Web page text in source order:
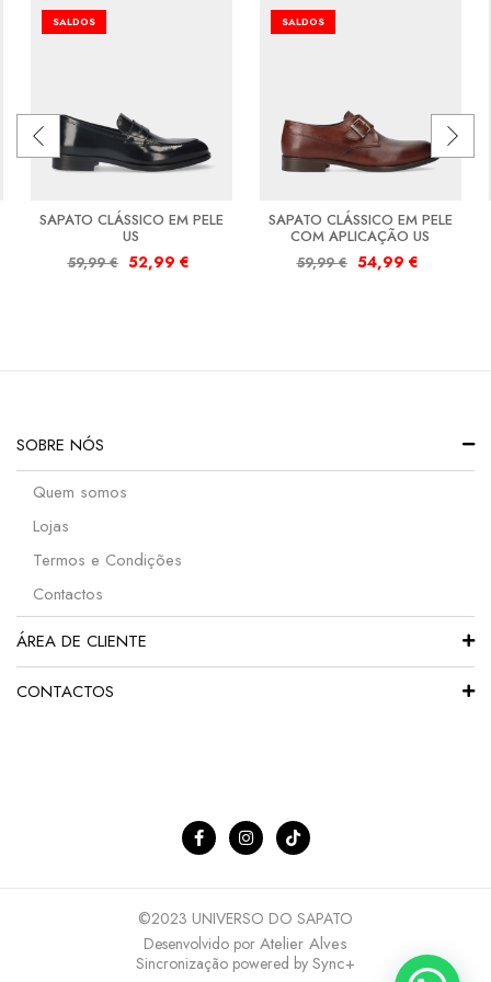
SALDOS
SAPATO CLÁSSICO EM PELE
US
59,99€ 52,99 €
SALDOS
SAPATO CLÁSSICO EM PELE
COM APLICAÇÃO US
59,99€ 54,99 €
SOBRE NÓS
Quem somos
Lojas
Termos e Condições
Contactos
ÁREA DE CLIENTE
CONTACTOS
©2023 UNIVERSO DO SAPATO
Desenvolvido por Atelier Alves
Sincronização powered by Sync+